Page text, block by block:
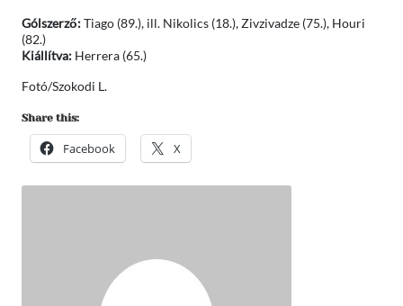
Gólszerző:Tiago (89.), ill. Nikolics (18.), Zivzivadze (75.), Houri
(82.)
Kiállítva:Herrera (65.)
Fotó/Szokodi L.
Share this:
Facebook X